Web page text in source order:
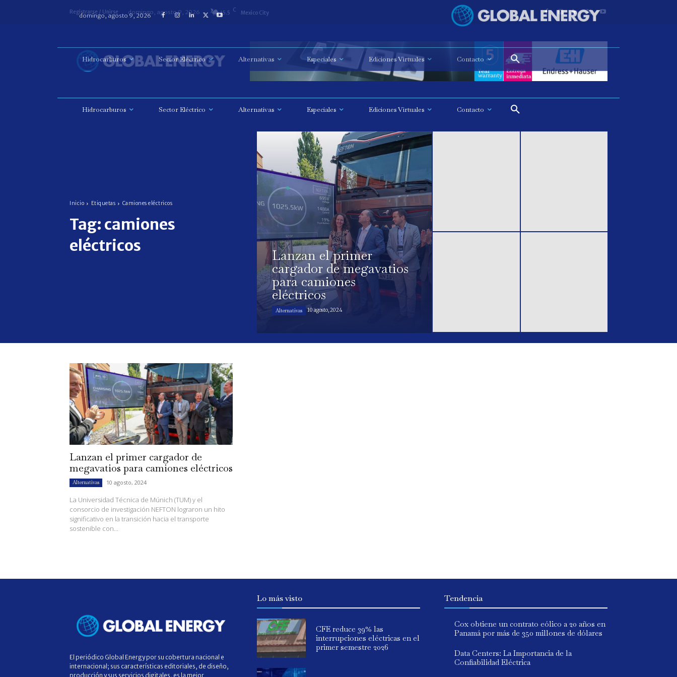
Registrarse / Unirse domingo, agosto 9, 2026 15.5 C Mexico City
Hidrocarburos Sector Eléctrico Alternativas Especiales Ediciones Virtuales Contacto
Inicio Etiquetas Camiones eléctricos
Tag: camiones
eléctricos
Lanzan el primer
cargador de megavatios
para camiones
eléctricos
Alternativas 10 agosto, 2024
Lanzan el primer cargador de
megavatios para camiones eléctricos
Alternativas 10 agosto, 2024
La Universidad Técnica de Múnich (TUM) y el
consorcio de investigación NEFTON lograron un hito
significativo en la transición hacia el transporte
sostenible con...
El periódico Global Energy por su cobertura nacional e
internacional; sus características editoriales, de diseño,
producción y sus servicios digitales, es la mejor
Lo más visto
CFE reduce 39% las
interrupciones eléctricas en el
primer semestre 2026
Tendencia
Cox obtiene un contrato eólico a 20 años en
Panamá por más de 350 millones de dólares
Data Centers: La Importancia de la
Confiabilidad Eléctrica